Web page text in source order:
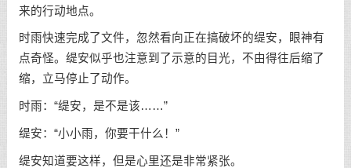
来的行动地点。
时雨快速完成了文件，忽然看向正在搞破坏的缇安，眼神有
点奇怪。缇安似乎也注意到了示意的目光，不由得往后缩了
缩，立马停止了动作。
时雨：“缇安，是不是该……”
缇安：“小小雨，你要干什么！”
缇安知道要这样，但是心里还是非常紧张。